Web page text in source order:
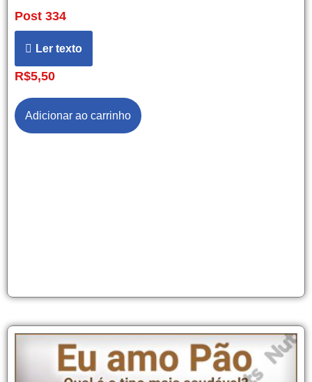
Post 334
Ler texto
R$5,50
Adicionar ao carrinho